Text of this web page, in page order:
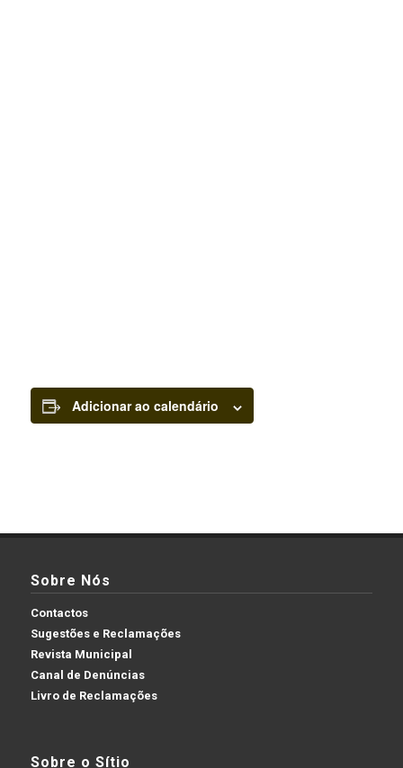
Adicionar ao calendário
Sobre Nós
Contactos
Sugestões e Reclamações
Revista Municipal
Canal de Denúncias
Livro de Reclamações
Sobre o Sítio